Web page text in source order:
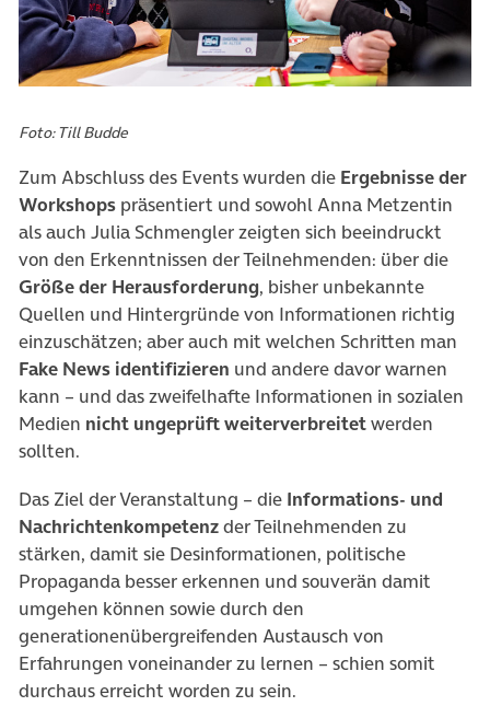
Foto: Till Budde
Zum Abschluss des Events wurden die Ergebnisse der
Workshops präsentiert und sowohl Anna Metzentin
als auch Julia Schmengler zeigten sich beeindruckt
von den Erkenntnissen der Teilnehmenden: über die
Größe der Herausforderung, bisher unbekannte
Quellen und Hintergründe von Informationen richtig
einzuschätzen; aber auch mit welchen Schritten man
Fake News identifizieren und andere davor warnen
kann – und das zweifelhafte Informationen in sozialen
Medien nicht ungeprüft weiterverbreitetwerden
sollten.
Das Ziel der Veranstaltung – die Informations- und
Nachrichtenkompetenzder Teilnehmenden zu
stärken, damit sie Desinformationen, politische
Propaganda besser erkennen und souverän damit
umgehen können sowie durch den
generationenübergreifenden Austausch von
Erfahrungen voneinander zu lernen – schien somit
durchaus erreicht worden zu sein.